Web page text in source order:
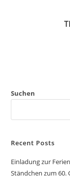
Suchen
Recent Posts
Einladung zur
Ständchen zum 60.